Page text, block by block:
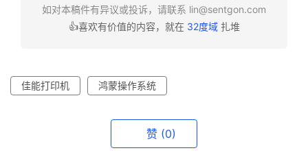
如对本稿件有异议或投诉，请联系 lin@sentgon.com
👍喜欢有价值的内容，就在 32度域扎堆
佳能打印机 鸿蒙操作系统
赞 (0)